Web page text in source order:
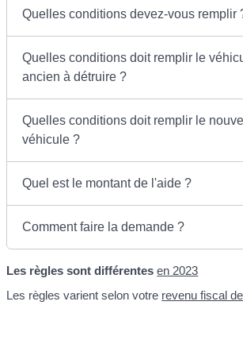
Quelles conditions devez-vous remplir
Quelles conditions doit remplir le
ancien à détruire ?
Quelles conditions doit remplir le
véhicule ?
Quel est le montant de l'aide ?
Comment faire la demande ?
Les règles sont différentesen 2023
Les règles varient selon votre revenu fiscal